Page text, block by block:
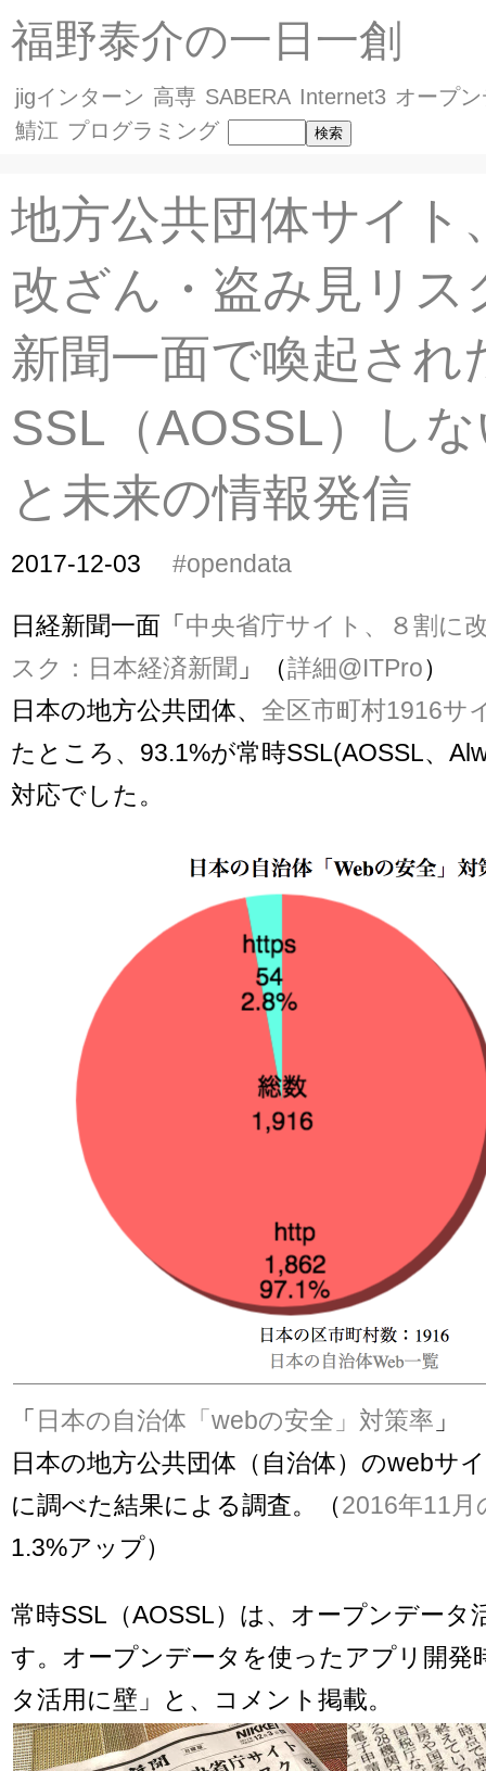
福野泰介の一日一創
jigインターン 高専 SABERA Internet3 オープ
鯖江 プログラミング
地方公共団体サイト
改ざん・盗み見リス
新聞一面で喚起され
SSL（AOSSL）し
と未来の情報発信
2017-12-03 #opendata
日経新聞一面「中央省庁サイト、８割に
スク：日本経済新聞 」（詳細@ITPro）
日本の地方公共団体、 全区市町村1916サ
たところ、93.1%が常時SSL(AOSSL、
対応でした。
「 日本の自治体「webの安全」対策率 」
日本の地方公共団体（自治体）のwebサ
に調べた結果による調査。（2016年11月
1.3%アップ）
常時SSL（AOSSL）は、オープンデータ
す。オープンデータを使ったアプリ開発
タ活用に壁」と、コメント掲載。